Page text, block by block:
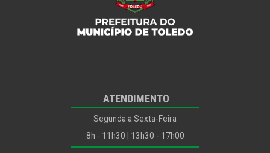
ATENDIMENTO
Segunda a Sexta-Feira
8h - 11h30 | 13h30 - 17h00